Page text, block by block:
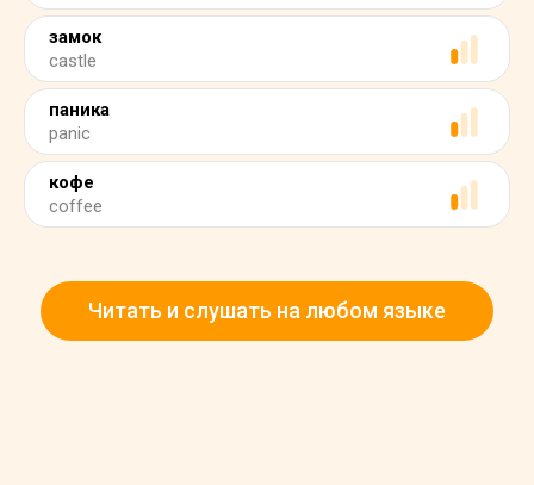
замок
castle
паника
panic
кофе
coffee
Читать и слушать на любом языке